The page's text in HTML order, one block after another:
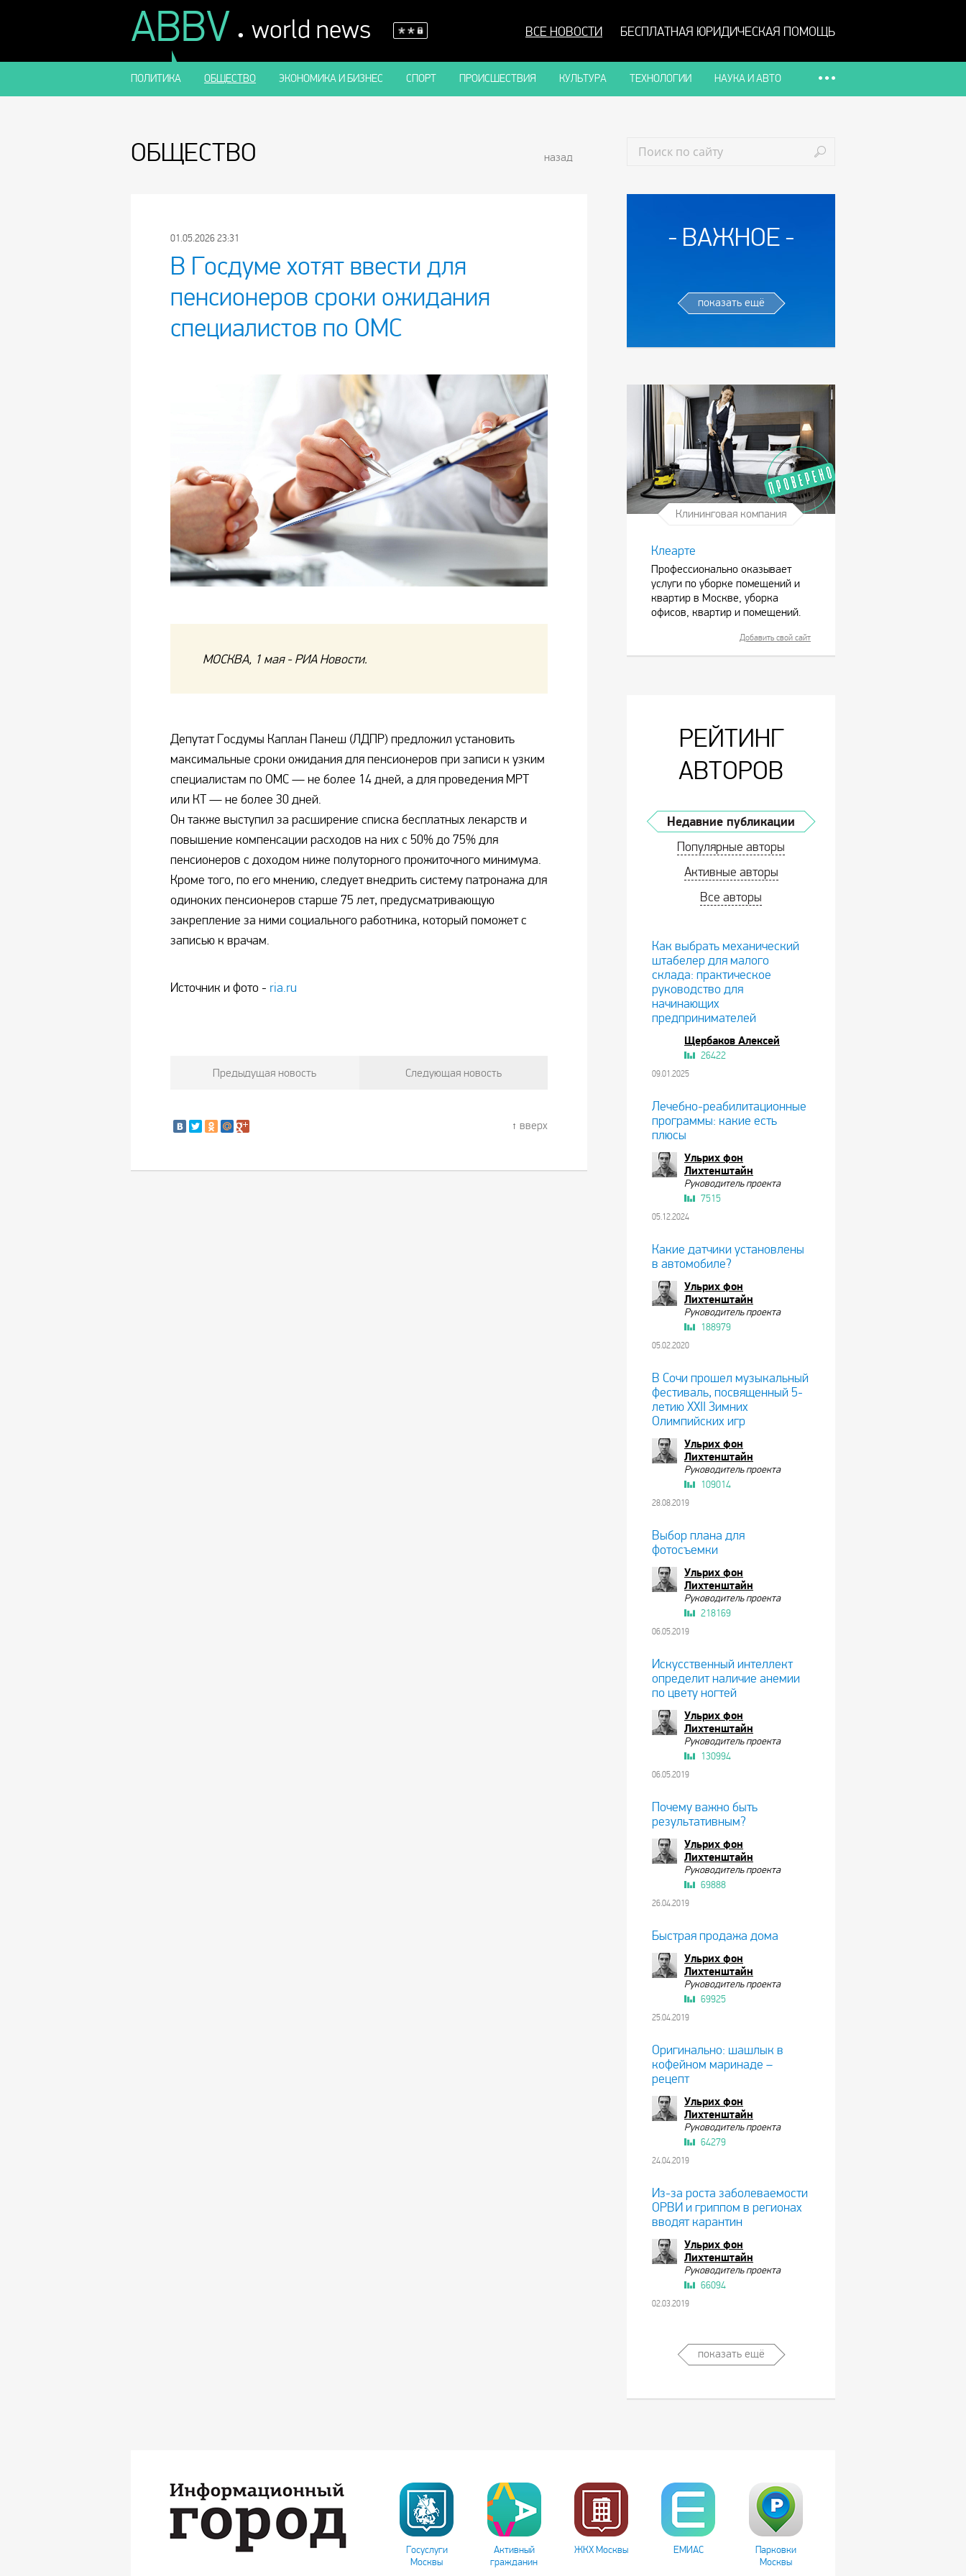
ABBV . world news ВСЕ НОВОСТИ БЕСПЛАТНАЯ ЮРИДИЧЕСКАЯ ПОМОЩЬ
ПОЛИТИКА ОБЩЕСТВО ЭКОНОМИКА И БИЗНЕС СПОРТ ПРОИСШЕСТВИЯ КУЛЬТУРА ТЕХНОЛОГИИ НАУКА И АВТО
ВАЖНОЕ
показать ещё
Клининговая компания
Клеарте
Профессионально оказывает
услуги по уборке помещений и
квартир в Москве, уборка
офисов, квартир и помещений.
Добавить свой сайт
РЕЙТИНГ
АВТОРОВ
Недавние публикации
Популярные авторы
Активные авторы
Все авторы
Как выбрать механический
штабелер для малого
склада: практическое
руководство для
начинающих
предпринимателей
Щербаков Алексей
26422
09.01.2025
Лечебно-реабилитационные
программы: какие есть
плюсы
Ульрих фон
Лихтенштайн
Руководитель проекта
7515
05.12.2024
Какие датчики установлены
в автомобиле?
Ульрих фон
Лихтенштайн
Руководитель проекта
188979
05.02.2020
В Сочи прошел музыкальный
фестиваль, посвященный 5-
летию XXII Зимних
Олимпийских игр
Ульрих фон
Лихтенштайн
Руководитель проекта
109014
28.08.2019
Выбор плана для
фотосъемки
Ульрих фон
Лихтенштайн
Руководитель проекта
218169
06.05.2019
Искусственный интеллект
определит наличие анемии
по цвету ногтей
Ульрих фон
Лихтенштайн
Руководитель проекта
130994
06.05.2019
Почему важно быть
результативным?
Ульрих фон
Лихтенштайн
Руководитель проекта
69888
26.04.2019
Быстрая продажа дома
Ульрих фон
Лихтенштайн
Руководитель проекта
69925
25.04.2019
Оригинально: шашлык в
кофейном маринаде –
рецепт
Ульрих фон
Лихтенштайн
Руководитель проекта
64279
24.04.2019
Из-за роста заболеваемости
ОРВИ и гриппом в регионах
вводят карантин
Ульрих фон
Лихтенштайн
Руководитель проекта
66094
02.03.2019
показать ещё
ОБЩЕСТВО назад
01.05.2026 23:31
В Госдуме хотят ввести для
пенсионеров сроки ожидания
специалистов по ОМС
МОСКВА, 1 мая - РИА Новости.
Депутат Госдумы Каплан Панеш (ЛДПР) предложил установить
максимальные сроки ожидания для пенсионеров при записи к узким
специалистам по ОМС — не более 14 дней, а для проведения МРТ
или КТ — не более 30 дней.
Он также выступил за расширение списка бесплатных лекарств и
повышение компенсации расходов на них с 50% до 75% для
пенсионеров с доходом ниже полуторного прожиточного минимума.
Кроме того, по его мнению, следует внедрить систему патронажа для
одиноких пенсионеров старше 75 лет, предусматривающую
закрепление за ними социального работника, который поможет с
записью к врачам.
Источник и фото - ria.ru
Предыдущая новость Следующая новость
вверх
Госуслуги
Москвы
Активный
гражданин
ЖКХ Москвы ЕМИАС
Парковки
Москвы